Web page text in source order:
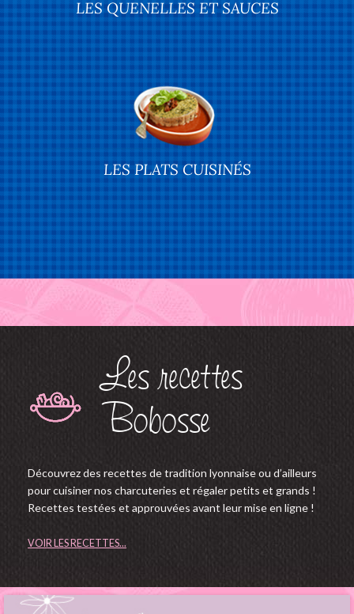
LES QUENELLES ET SAUCES
LES PLATS CUISINÉS
Les recettes
Bobosse
Découvrez des recettes de tradition lyonnaise ou d’ailleurs
pour cuisiner nos charcuteries et régaler petits et grands !
Recettes testées et approuvées avant leur mise en ligne !
VOIR LES RECETTES...